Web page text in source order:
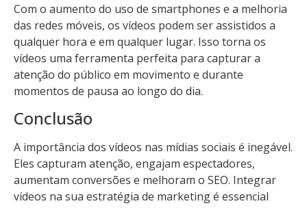
Com o aumento do uso de smartphones e a melhoria
das redes móveis, os vídeos podem ser assistidos a
qualquer hora e em qualquer lugar. Isso torna os
vídeos uma ferramenta perfeita para capturar a
atenção do público em movimento e durante
momentos de pausa ao longo do dia.
Conclusão
A importância dos vídeos nas mídias sociais é inegável.
Eles capturam atenção, engajam espectadores,
aumentam conversões e melhoram o SEO. Integrar
vídeos na sua estratégia de marketing é essencial